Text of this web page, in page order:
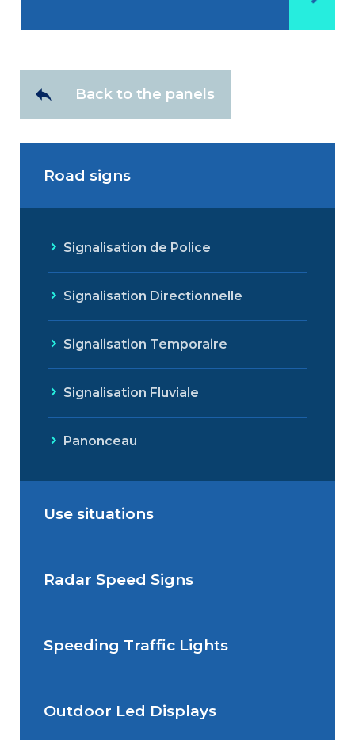
Back to the panels
Road signs
Signalisation de Police
Signalisation Directionnelle
Signalisation Temporaire
Signalisation Fluviale
Panonceau
Use situations
Situations de signalisation
Situations de signalisation
Radar Speed Signs
Radar Speed Sign
Speeding Traffic Lights
Speeding Traffic Light
Outdoor Led Displays